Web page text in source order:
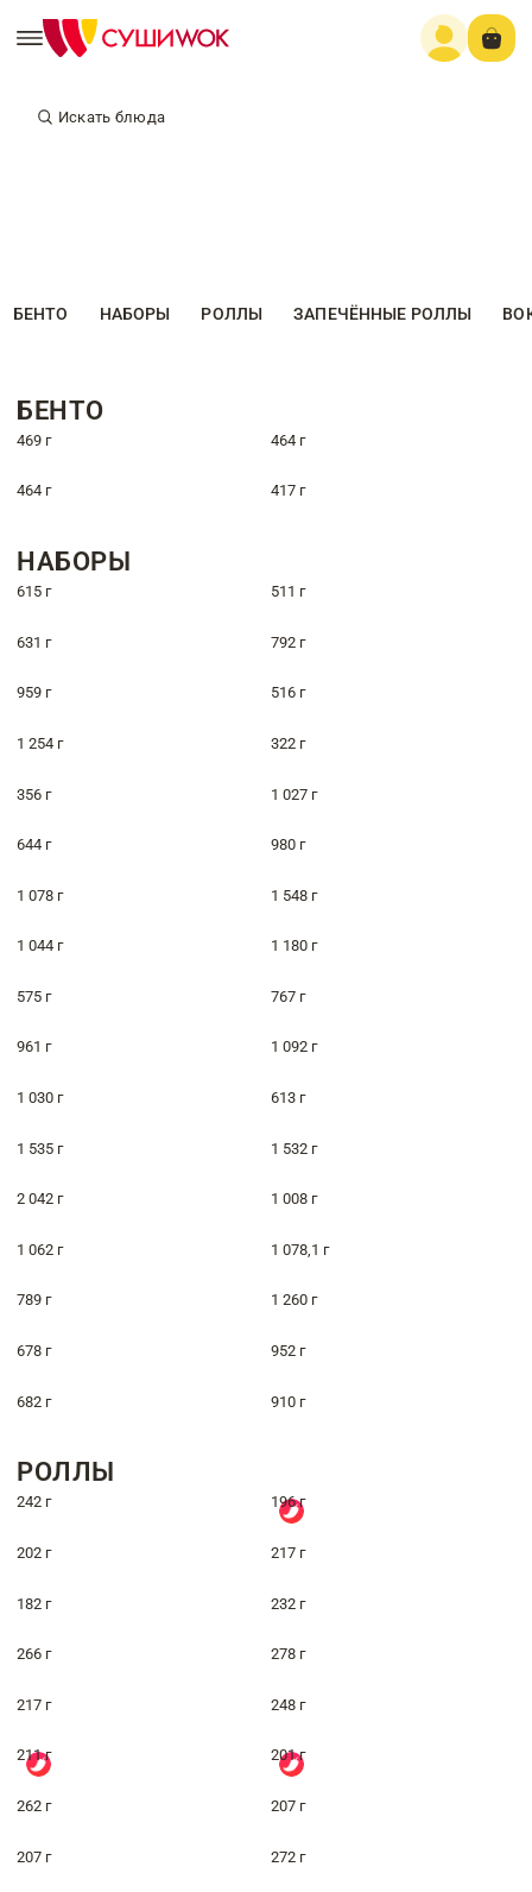
Искать блюда
БЕНТО НАБОРЫ РОЛЛЫ ЗАПЕЧЁННЫЕ РОЛЛЫ
БЕНТО
469 г 464 г
464 г 417 г
НАБОРЫ
615 г 511 г
631 г 792 г
959 г 516 г
1 254 г 322 г
356 г 1 027 г
644 г 980 г
1 078 г 1 548 г
1 044 г 1 180 г
575 г 767 г
961 г 1 092 г
1 030 г 613 г
1 535 г 1 532 г
2 042 г 1 008 г
1 062 г 1 078,1 г
789 г 1 260 г
678 г 952 г
682 г 910 г
РОЛЛЫ
242 г 196 г
202 г 217 г
182 г 232 г
266 г 278 г
217 г 248 г
211 г 201 г
262 г 207 г
207 г 272 г